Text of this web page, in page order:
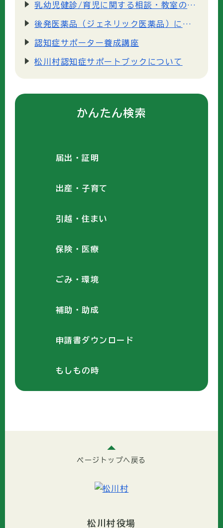
乳幼児健診/育児に関する相談・教室のご案内
後発医薬品（ジェネリック医薬品）について
認知症サポーター養成講座
松川村認知症サポートブックについて
かんたん検索
届出・証明
出産・子育て
引越・住まい
保険・医療
ごみ・環境
補助・助成
申請書ダウンロード
もしもの時
ページトップへ戻る
松川村役場